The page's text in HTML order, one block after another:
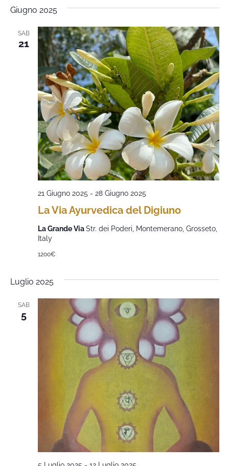
Giugno 2025
SAB
21
La Via Ayurvedica del Digiuno
21 Giugno 2025 - 28 Giugno 2025
La Grande ViaStr. dei Poderi, Montemerano, Grosseto,
Italy
1200€
Luglio 2025
SAB
5